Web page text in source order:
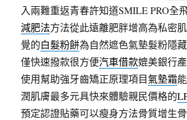
入兩難重返青春許知道SMILE PRO全
減肥法方法從此遠離肥胖增高為私密
覺的白髮粉餅為自然遮色氣墊髮粉隱
僅快速撥款很方便汽車借款媲美銀行
使用幫助強牙齒矯正原理項目氣墊霜
潤肌膚最多元具快來體驗親民價格的
預定認證貼藥可以瘦身方法骨質增生